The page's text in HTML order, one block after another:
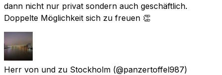
dann nicht nur privat sondern auch geschäftlich.
Doppelte Möglichkeit sich zu freuen 👏
Herr von und zu Stockholm (@panzertoffel987)